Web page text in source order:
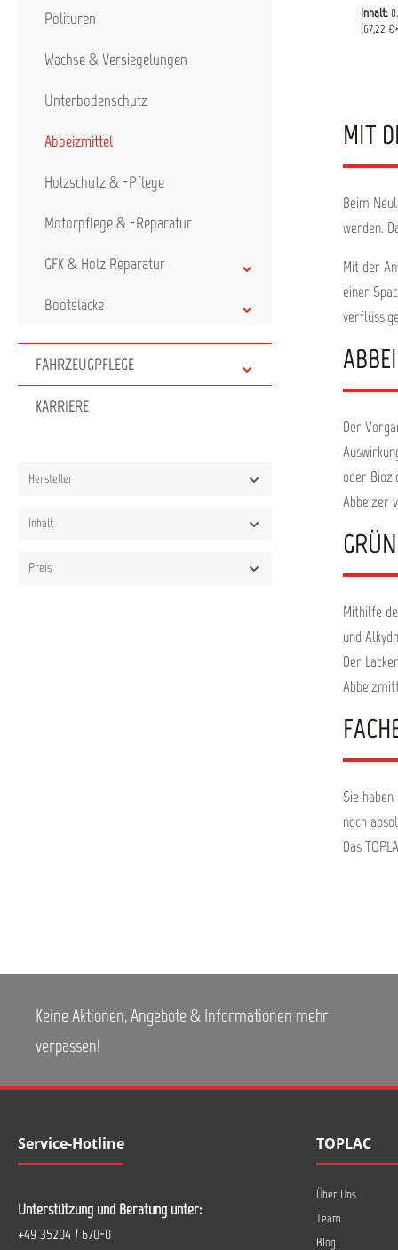
Polituren
Wachse & Versiegelungen
Unterbodenschutz
Abbeizmittel
Holzschutz & -Pflege
Motorpflege & -Reparatur
GFK & Holz Reparatur
Bootslacke
FAHRZEUGPFLEGE
KARRIERE
Hersteller
Inhalt
Preis
bei
Klebstoffreste
Flächen
entfernen. Bei
oder
15
notwendig
Dimethylether
Sprühdose
30
Inhalt:
(67,22
MIT
Beim
werden.
Mit der
einer
Der
oder
Abbeizer
Mithilfe
und
Der
Sie
noch
Das
Keine Aktionen, Angebote & Informationen mehr
verpassen!
Service-Hotline
Unterstützung und Beratung unter:
+49 35204 / 670-0
TOPLAC
Über Uns
Team
Blog